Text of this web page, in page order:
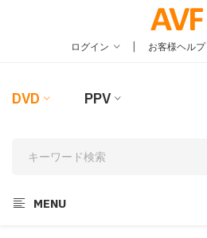
ログイン | お客様ヘルプ
DVD PPV
MENU